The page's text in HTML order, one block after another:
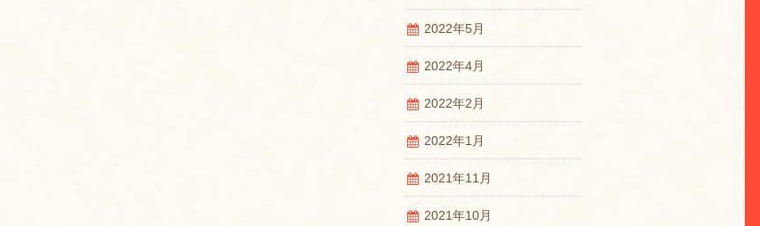
2022年5月
2022年4月
2022年2月
2022年1月
2021年11月
2021年10月